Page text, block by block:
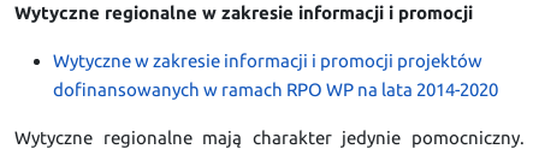
Wytyczne regionalne w zakresie informacji i promocji
Wytyczne w zakresie informacji i promocji projektów
dofinansowanych w ramach RPO WP na lata 2014-2020
Wytyczne regionalne mają charakter jedynie pomocniczny.